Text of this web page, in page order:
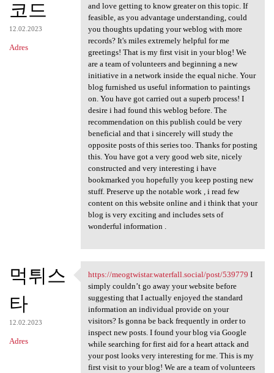
코드
12.02.2023
Adres
and love getting to know greater on this topic. If
feasible, as you advantage understanding, could
you thoughts updating your weblog with more
records? It's miles extremely helpful for me
greetings! That is my first visit in your blog! We
are a team of volunteers and beginning a new
initiative in a network inside the equal niche. Your
blog furnished us useful information to paintings
on. You have got carried out a superb process! I
desire i had found this weblog before. The
recommendation on this publish could be very
beneficial and that i sincerely will study the
opposite posts of this series too. Thanks for posting
this. You have got a very good web site, nicely
constructed and very interesting i have
bookmarked you hopefully you keep posting new
stuff. Preserve up the notable work , i read few
content on this website online and i think that your
blog is very exciting and includes sets of
wonderful information .
먹튀스
타
12.02.2023
Adres
https://meogtwistar.waterfall
https://meogtwistar.waterfall.social/post/539779 I
simply couldn’t go away your website before
suggesting that I actually enjoyed the standard
information an individual provide on your
visitors? Is gonna be back frequently in order to
inspect new posts. I found your blog via Google
while searching for first aid for a heart attack and
your post looks very interesting for me. This is my
first visit to your blog! We are a team of volunteers